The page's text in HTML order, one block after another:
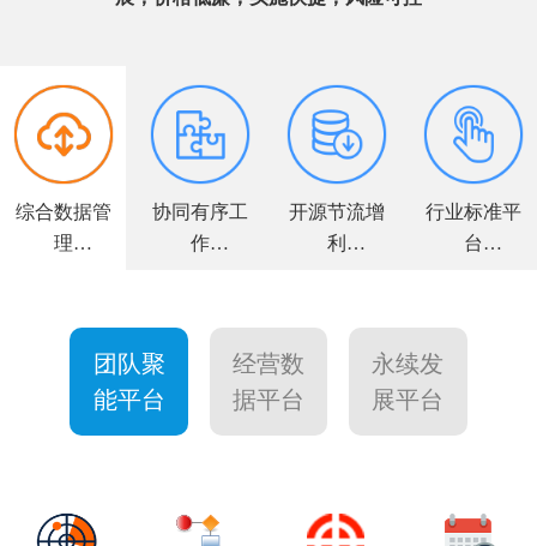
综合数据管
理
协同有序工
作
开源节流增
利
行业标准平
台
团队聚
能平台
经营数
据平台
永续发
展平台